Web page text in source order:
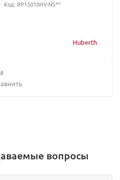
Huberth
Код: RP15010HV-NS**
вопросы